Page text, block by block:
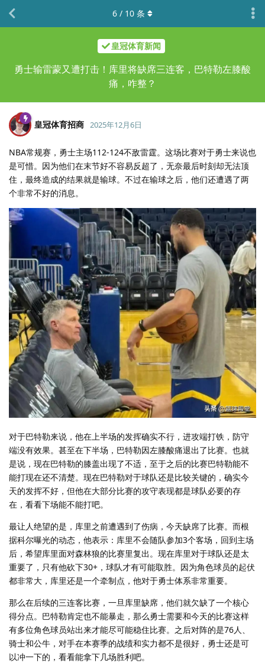
皇冠体育新闻
勇士输雷蒙又遭打击！库里将缺席三连客，巴特勒左膝酸
痛，咋整？
6 / 10 条
皇冠体育招商 2025年12月6日
NBA常规赛，勇士主场112-124不敌雷霆。这场比赛对于勇士来说也
是可惜。因为他们在末节好不容易反超了，无奈最后时刻却无法顶
住，最终造成的结果就是输球。不过在输球之后，他们还遭遇了两
个非常不好的消息。
对于巴特勒来说，他在上半场的发挥确实不行，进攻端打铁，防守
端没有效果。甚至在下半场，巴特勒因左膝酸痛退出了比赛。也就
是说，现在巴特勒的膝盖出现了不适，至于之后的比赛巴特勒能不
能打现在还不清楚。现在巴特勒对于球队还是比较关键的，确实今
天的发挥不好，但他在大部分比赛的攻守表现都是球队必要的存
在，看看下场能不能打吧。
最让人绝望的是，库里之前遭遇到了伤病，今天缺席了比赛。而根
据科尔曝光的动态，他表示：库里不会随队参加3个客场，回到主场
后，希望库里面对森林狼的比赛里复出。现在库里对于球队还是太
重要了，只有他砍下30+，球队才有可能取胜。因为角色球员的起伏
都非常大，库里还是一个牵制点，他对于勇士体系非常重要。
那么在后续的三连客比赛，一旦库里缺席，他们就欠缺了一个核心
得分点。巴特勒肯定也不能暴走，那么勇士需要和今天的比赛这样
有多位角色球员站出来才能尽可能稳住比赛。之后对阵的是76人、
骑士和公牛，对手在本赛季的战绩和实力都不是很好，勇士还是可
以冲一下的，看看能拿下几场胜利吧。